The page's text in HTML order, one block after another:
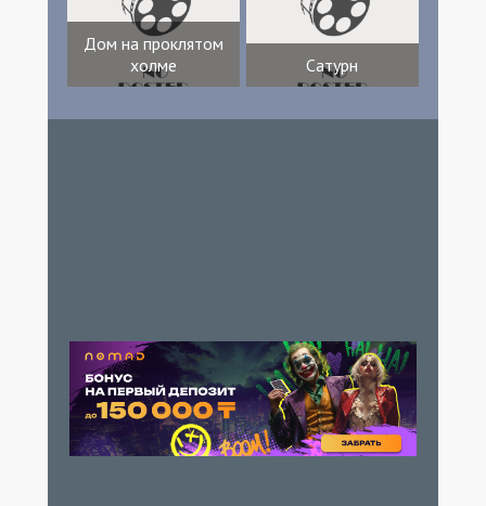
Дом на проклятом
холме
Сатурн